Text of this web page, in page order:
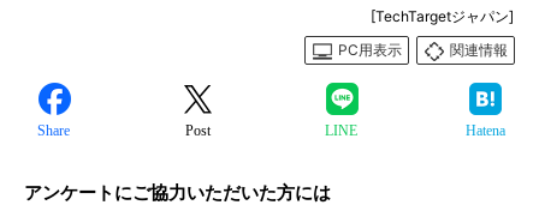
[TechTargetジャパン]
PC用表示
関連情報
Share Post LINE Hatena
アンケートにご協力いただいた方には